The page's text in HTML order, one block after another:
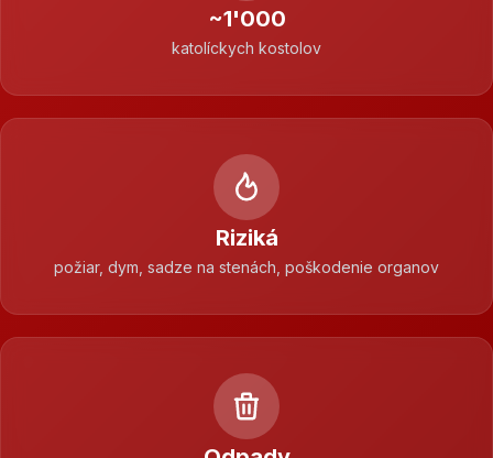
~1'000
katolíckych kostolov
Riziká
požiar, dym, sadze na stenách, poškodenie organov